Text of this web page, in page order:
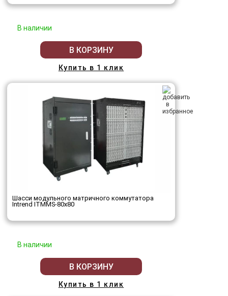
В наличии
В КОРЗИНУ
Купить в 1 клик
Шасси модульного матричного коммутатора
Intrend ITMMS-80x80
В наличии
В КОРЗИНУ
Купить в 1 клик